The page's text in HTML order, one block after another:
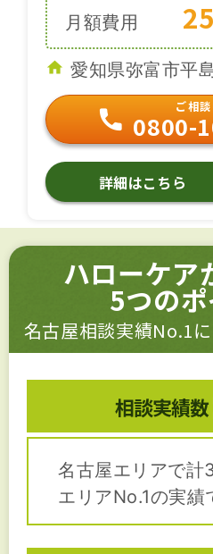
月額費用
愛知県弥富市平
ご相
0800-
詳細はこちら
ハローケア
5つの
名古屋相談実績No.1に
相談実績数
名古屋エリアで計
エリアNo.1の実績